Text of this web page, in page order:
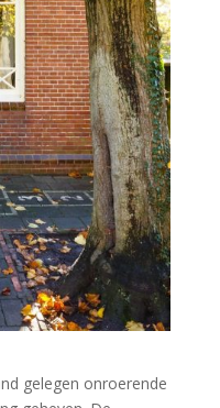
gelegen onroerende